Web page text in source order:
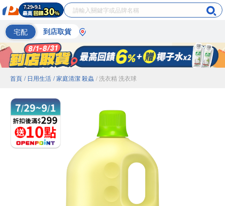
宅配 到店取貨
首頁 / 日用生活 / 家庭清潔 殺蟲 / 洗衣精 洗衣球